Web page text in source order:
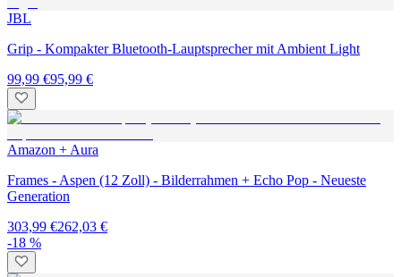
JBL
Grip - Kompakter Bluetooth-Lauptsprecher mit Ambient Light
99,99 €95,99 €
Amazon + Aura
Frames - Aspen (12 Zoll) - Bilderrahmen + Echo Pop - Neueste
Generation
303,99 €262,03 €
-18 %